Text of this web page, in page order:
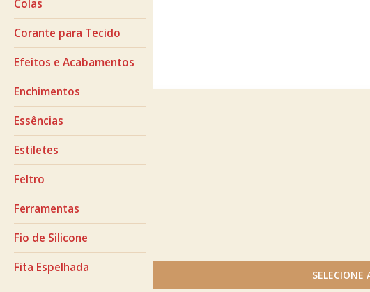
Colas
Corante para Tecido
Efeitos e Acabamentos
Enchimentos
Essências
Estiletes
Feltro
Ferramentas
Fio de Silicone
Fita Espelhada